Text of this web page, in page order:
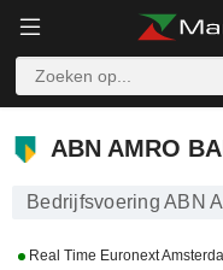
ABN AMRO BANK
ABN AMRO
Bedrijfsvoering ABN
Real Time Euronext